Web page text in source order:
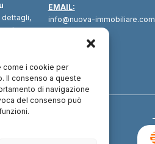
come i cookie per
Il consenso a queste
di navigazione
del consenso può
dettagli,
EMAIL:
info@nuova-immobiliare.com